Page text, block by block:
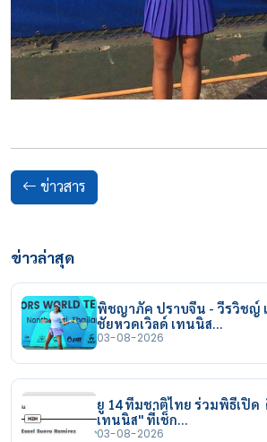
ข่าวสาร
ข่าวล่าสุด
พิชญาภัค ปราบจีน - วีรวิชญ์
ชัยหวดเวิลด์ เทนนิส…
03-08-2026
ยู 14 ทีมชาติไทย ร่วมพิธีเปิด
เทนนิส" ที่เช็ก…
03-08-2026